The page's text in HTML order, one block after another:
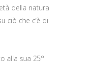
della natura
ciò che c’è di
alla sua 25°